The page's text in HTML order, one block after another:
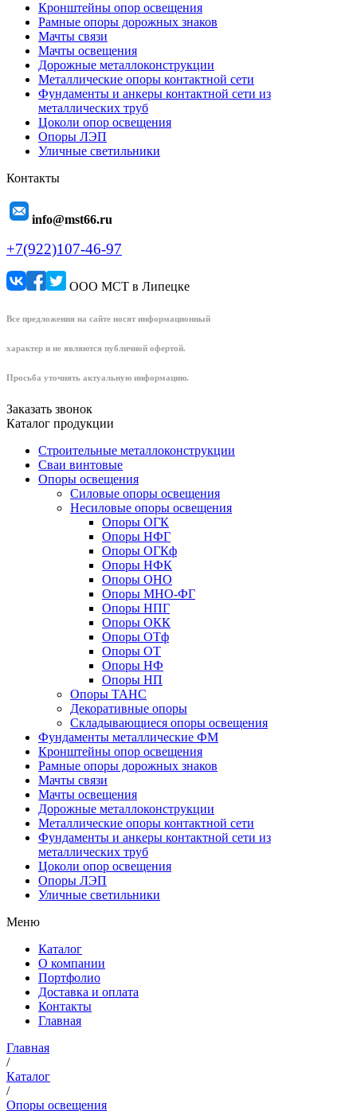
Кронштейны опор освещения
Рамные опоры дорожных знаков
Мачты связи
Мачты освещения
Дорожные металлоконструкции
Металлические опоры контактной сети
Фундаменты и анкеры контактной сети из
металлических труб
Цоколи опор освещения
Опоры ЛЭП
Уличные светильники
Контакты
info@mst66.ru
+7(922)107-46-97
ООО МСТ в Липецке
Все предложения на сайте носят информационный
характер и не являются публичной офертой.
Просьба уточнять актуальную информацию.
Заказать звонок
Каталог продукции
Строительные металлоконструкции
Сваи винтовые
Опоры освещения
Силовые опоры освещения
Несиловые опоры освещения
Опоры ОГК
Опоры НФГ
Опоры ОГКф
Опоры НФК
Опоры ОНО
Опоры МНО-ФГ
Опоры НПГ
Опоры ОКК
Опоры ОТф
Опоры ОТ
Опоры НФ
Опоры НП
Опоры ТАНС
Декоративные опоры
Складывающиеся опоры освещения
Фундаменты металлические ФМ
Кронштейны опор освещения
Рамные опоры дорожных знаков
Мачты связи
Мачты освещения
Дорожные металлоконструкции
Металлические опоры контактной сети
Фундаменты и анкеры контактной сети из
металлических труб
Цоколи опор освещения
Опоры ЛЭП
Уличные светильники
Меню
Каталог
О компании
Портфолио
Доставка и оплата
Контакты
Главная
Главная
/
Каталог
/
Опоры освещения